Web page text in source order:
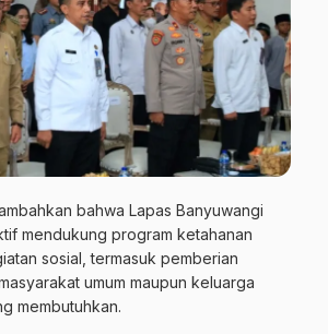
bahwa Lapas Banyuwangi
mendukung program ketahanan
sosial, termasuk pemberian
umum maupun keluarga
membutuhkan.